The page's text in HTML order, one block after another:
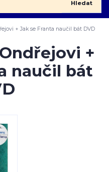
Hledat
+ Jak se Franta naučil bát DVD
+
naučil bát